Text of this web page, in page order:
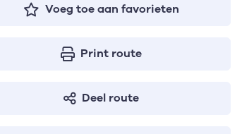
Voeg toe aan favorieten
Print route
Deel route